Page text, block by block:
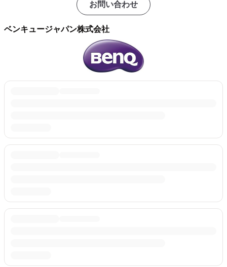
お問い合わせ
ベンキュージャパン株式会社